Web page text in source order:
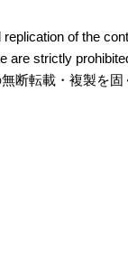
of the
are strictly
断転載・複製を固